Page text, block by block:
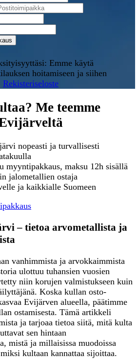
Emme käytä
hoitamiseen ja siihen
Rekisteriseloste
Me teemme
nopeasti ja turvallisesti
myyntipakkaus, maksu 12h sisällä
jalometallien ostaja
ja kaikkialle Suomeen
– tietoa arvometallista ja
vanhimmista ja arvokkaimmista
ulottuu tuhansien vuosien
niin korujen valmistukseen kuin
Koska kullan osto-
Evijärven alueella, päätimme
ostamisesta. Tämä artikkeli
ja tarjoaa tietoa siitä, mitä kulta
sen hintaan
mistä ja millaisissa muodoissa
kultaan kannattaa sijoittaa.